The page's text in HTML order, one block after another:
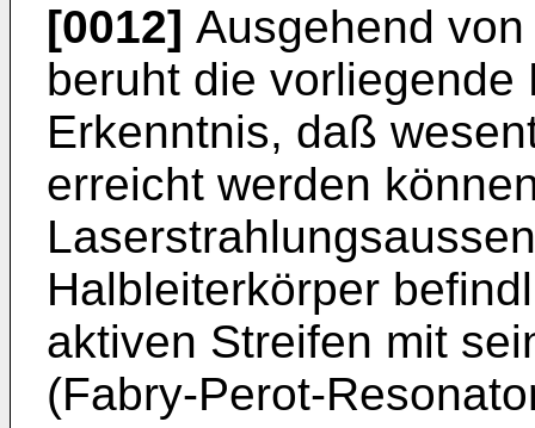
[0012] Ausgehend
beruht die vorliegende
Erkenntnis, daß
erreicht werden
Halbleiterkörper
aktiven Streifen mit
(Fabry-Perot-